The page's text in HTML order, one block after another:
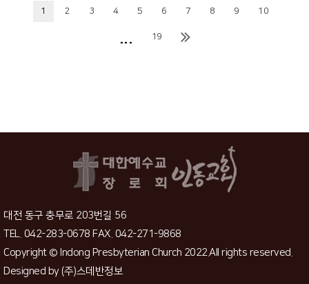
1 2 3 4 5 6 7 8 9 10
... 19
대전 동구 충무로 203번길 56
TEL. 042-283-0678 FAX. 042-271-9868
Copyright © Indong Presbyterian Church 2022.All rights reserved.
Designed by(주)스데반정보